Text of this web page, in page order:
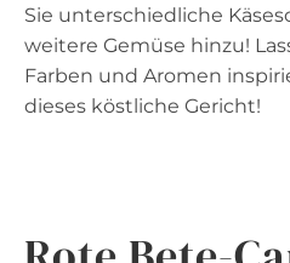
Sie unterschiedliche
weitere Gemüse hinzu!
Farben und Aromen
dieses köstliche Gericht!